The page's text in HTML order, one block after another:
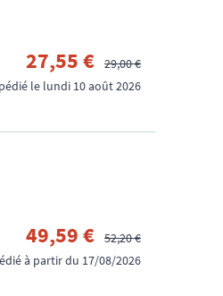
27,55 €
29,00 €
le lundi 10 août 2026
49,59 €
52,20 €
à partir du 17/08/2026